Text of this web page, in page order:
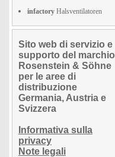
infactory Halsventilatoren
Sito web di servizio e
supporto del marchio
Rosenstein & Söhne
per le aree di
distribuzione
Germania, Austria e
Svizzera
Informativa sulla
privacy
Note legali